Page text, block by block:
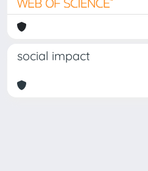
social impact